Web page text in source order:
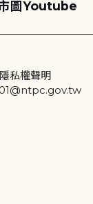
圖Youtube
隱私權聲明